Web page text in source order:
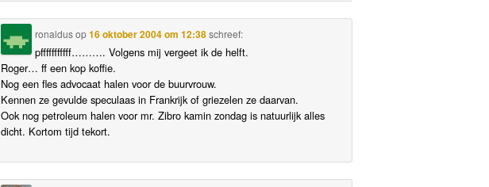
ronaldusop16 oktober 2004 om 12:38schreef:
pfffffffffff………. Volgens mij vergeet ik de helft.
Roger… ff een kop koffie.
Nog een fles advocaat halen voor de buurvrouw.
Kennen ze gevulde speculaas in Frankrijk of griezelen ze daarvan.
Ook nog petroleum halen voor mr. Zibro kamin zondag is natuurlijk alles
dicht. Kortom tijd tekort.